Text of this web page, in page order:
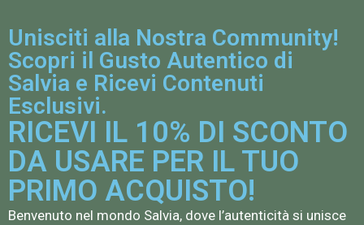
Unisciti alla Nostra Community!
Scopri il Gusto Autentico di
Salvia e Ricevi Contenuti
Esclusivi.
RICEVI IL 10% DI SCONTO
DA USARE PER IL TUO
PRIMO ACQUISTO!
Benvenuto nel mondo Salvia, dove l’autenticità si unisce